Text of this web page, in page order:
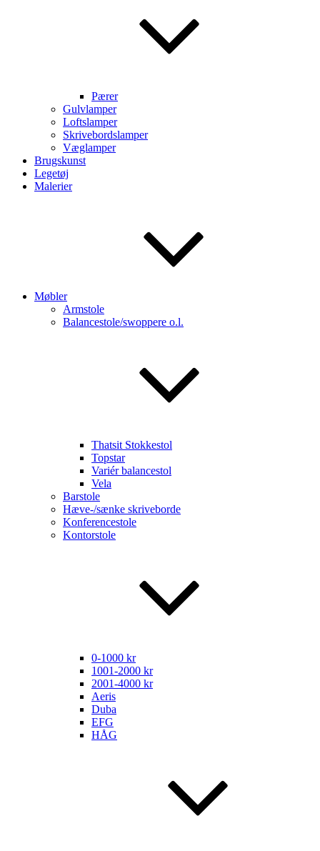
Pærer
Gulvlamper
Loftslamper
Skrivebordslamper
Væglamper
Brugskunst
Legetøj
Malerier
Møbler
Armstole
Balancestole/swoppere o.l.
Thatsit Stokkestol
Topstar
Variér balancestol
Vela
Barstole
Hæve-/sænke skriveborde
Konferencestole
Kontorstole
0-1000 kr
1001-2000 kr
2001-4000 kr
Aeris
Duba
EFG
HÅG